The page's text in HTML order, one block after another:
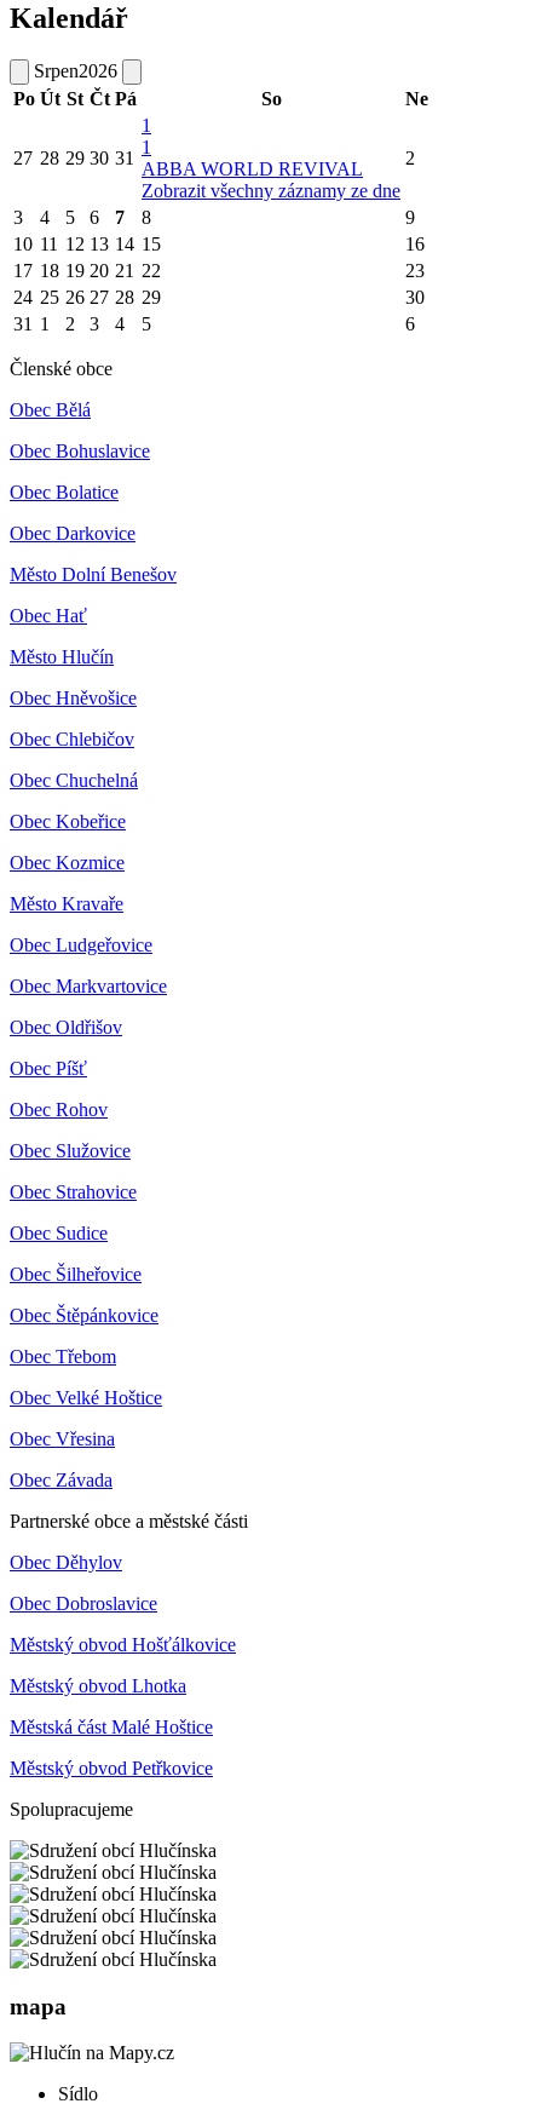
Kalendář
Srpen2026
Po Út St Čt Pá So Ne
27 28 29 30 31
1
1
ABBA WORLD REVIVAL
Zobrazit všechny záznamy ze dne
2
3 4 5 6 7 8
9
10 11 12 13 14 15
16
17 18 19 20 21 22
23
24 25 26 27 28 29
30
31 1 2 3 4 5 6
Členské obce
Obec Bělá
Obec Bohuslavice
Obec Bolatice
Obec Darkovice
Město Dolní Benešov
Obec Hať
Město Hlučín
Obec Hněvošice
Obec Chlebičov
Obec Chuchelná
Obec Kobeřice
Obec Kozmice
Město Kravaře
Obec Ludgeřovice
Obec Markvartovice
Obec Oldřišov
Obec Píšť
Obec Rohov
Obec Služovice
Obec Strahovice
Obec Sudice
Obec Šilheřovice
Obec Štěpánkovice
Obec Třebom
Obec Velké Hoštice
Obec Vřesina
Obec Závada
Partnerské obce a městské části
Obec Děhylov
Obec Dobroslavice
Městský obvod Hošťálkovice
Městský obvod Lhotka
Městská část Malé Hoštice
Městský obvod Petřkovice
Spolupracujeme
mapa
Sídlo